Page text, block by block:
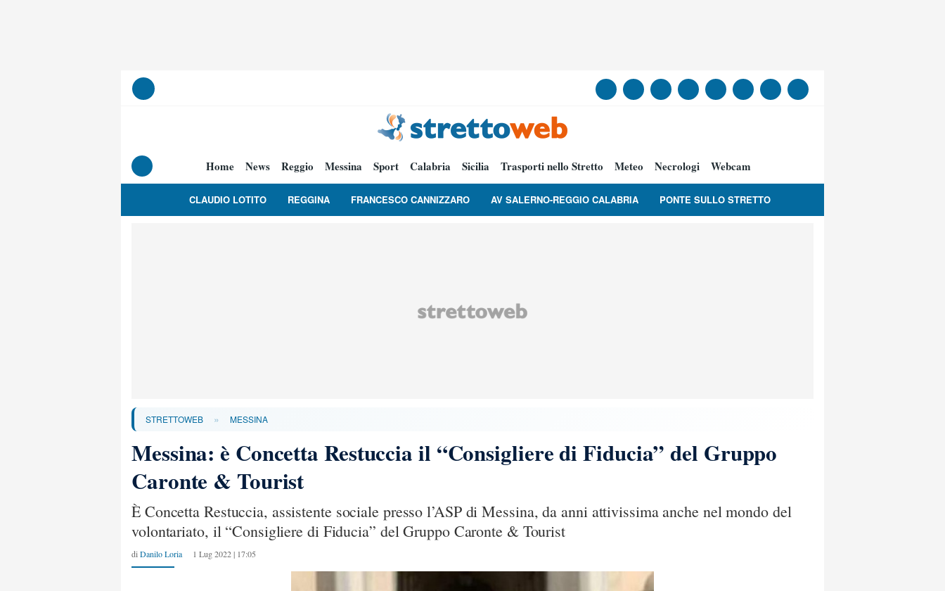
Home News Reggio Messina Sport Calabria Sicilia Trasporti nello Stretto Meteo Necrologi Webcam
CLAUDIO LOTITO REGGINA FRANCESCO CANNIZZARO AV SALERNO-REGGIO CALABRIA PONTE SULLO STRETTO
STRETTOWEB » MESSINA
Messina: è Concetta Restuccia il “Consigliere di Fiducia” del Gruppo
Caronte & Tourist
È Concetta Restuccia, assistente sociale presso l’ASP di Messina, da anni attivissima anche nel mondo del
volontariato, il “Consigliere di Fiducia” del Gruppo Caronte & Tourist
di Danilo Loria 1 Lug 2022 | 17:05